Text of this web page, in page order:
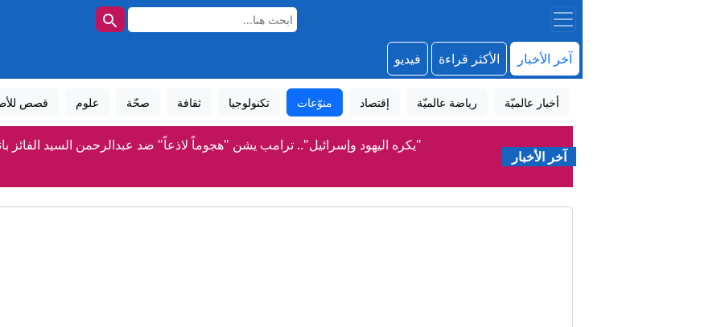
آخر الأخبار الأكثر قراءة فيديو
أخبار عالميّة رياضة عالميّة إقتصاد منوّعات تكنولوجيا ثقافة صحّة علوم قصص
آخر الأخبار
"يكره اليهود وإسرائيل".. ترامب يشن "هجوماً لاذعاً" ضد عبدالرحمن السيد الفائز
منها دعم إنفانتينو.. إليك نتائج الاجتماع الطارئ لـ"فيفا" في